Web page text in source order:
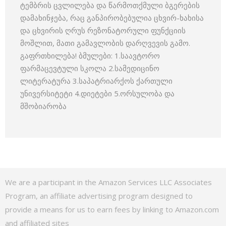
ტემბრის ცვლილება და წარმოთქმული ბგერების
დამახინჯება, რაც განპირობებულია ცხვირ-ხახისა
და ცხვირის ღრუს რეზონატორული ფუნქციის
მოშლით, მათი გამავლობის დარღვევის გამო.
გაფრთხილება! ბმულები: 1.საავტორო
ფარმაცევტული სკოლა 2.სამედიცინო
ლიტერატურა 3.საპატრიარქოს ქართული
უნივერსიტეტი 4.დიეტები 5.ორსულობა და
მშობიარობა
We are a participant in the Amazon Services LLC Associates
Program, an affiliate advertising program designed to
provide a means for us to earn fees by linking to Amazon.com
and affiliated sites